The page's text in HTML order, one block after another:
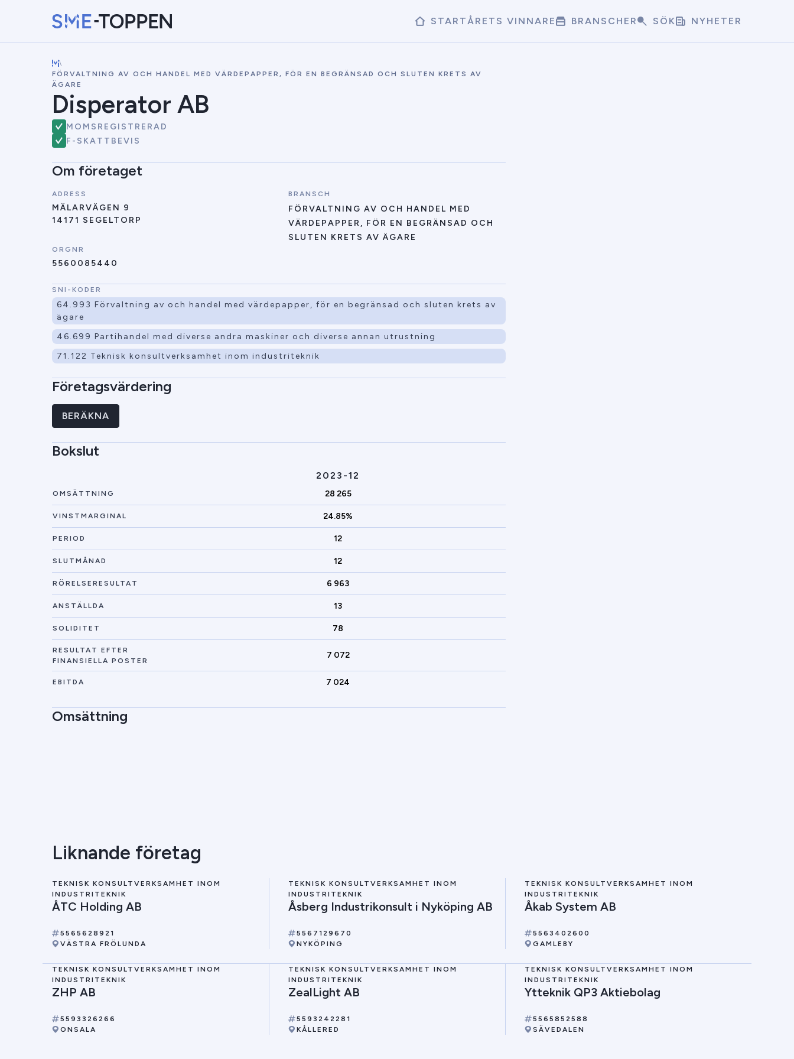
STARTÅRETS VINNARE BRANSCHER SÖK NYHETER
\
FÖRVALTNING AV OCH HANDEL MED VÄRDEPAPPER, FÖR EN BEGRÄNSAD OCH SLUTEN KRETS AV
ÄGARE
Disperator AB
MOMSREGISTRERAD
F-SKATTBEVIS
Om företaget
ADRESS
MÄLARVÄGEN 9
14171 SEGELTORP
BRANSCH
FÖRVALTNING AV OCH HANDEL MED
VÄRDEPAPPER, FÖR EN BEGRÄNSAD OCH
SLUTEN KRETS AV ÄGARE
ORGNR
5560085440
SNI-KODER
64.993 Förvaltning av och handel med värdepapper, för en begränsad och sluten krets av
ägare
46.699 Partihandel med diverse andra maskiner och diverse annan utrustning
71.122 Teknisk konsultverksamhet inom industriteknik
Företagsvärdering
BERÄKNA
Bokslut
2023-12
OMSÄTTNING 28 265
VINSTMARGINAL 24.85%
PERIOD 12
SLUTMÅNAD 12
RÖRELSERESULTAT 6 963
ANSTÄLLDA 13
SOLIDITET 78
RESULTAT EFTER
FINANSIELLA POSTER
7 072
EBITDA 7 024
Omsättning
Liknande företag
TEKNISK KONSULTVERKSAMHET INOM
INDUSTRITEKNIK
ÅTC Holding AB
5565628921
VÄSTRA FRÖLUNDA
TEKNISK KONSULTVERKSAMHET INOM
INDUSTRITEKNIK
Åsberg Industrikonsult i Nyköping AB
5567129670
NYKÖPING
TEKNISK KONSULTVERKSAMHET INOM
INDUSTRITEKNIK
Åkab System AB
5563402600
GAMLEBY
TEKNISK KONSULTVERKSAMHET INOM
INDUSTRITEKNIK
ZHP AB
5593326266
ONSALA
TEKNISK KONSULTVERKSAMHET INOM
INDUSTRITEKNIK
ZealLight AB
5593242281
KÅLLERED
TEKNISK KONSULTVERKSAMHET INOM
INDUSTRITEKNIK
Ytteknik QP3 Aktiebolag
5565852588
SÄVEDALEN